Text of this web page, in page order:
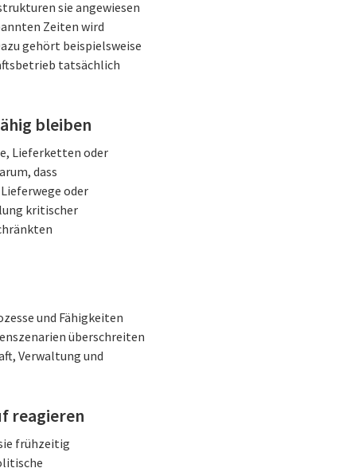
sie angewiesen
Zeiten wird
gehört beispielsweise
tatsächlich
bleiben
Lieferketten oder
dass
oder
kritischer
und Fähigkeiten
überschreiten
Verwaltung und
reagieren
frühzeitig